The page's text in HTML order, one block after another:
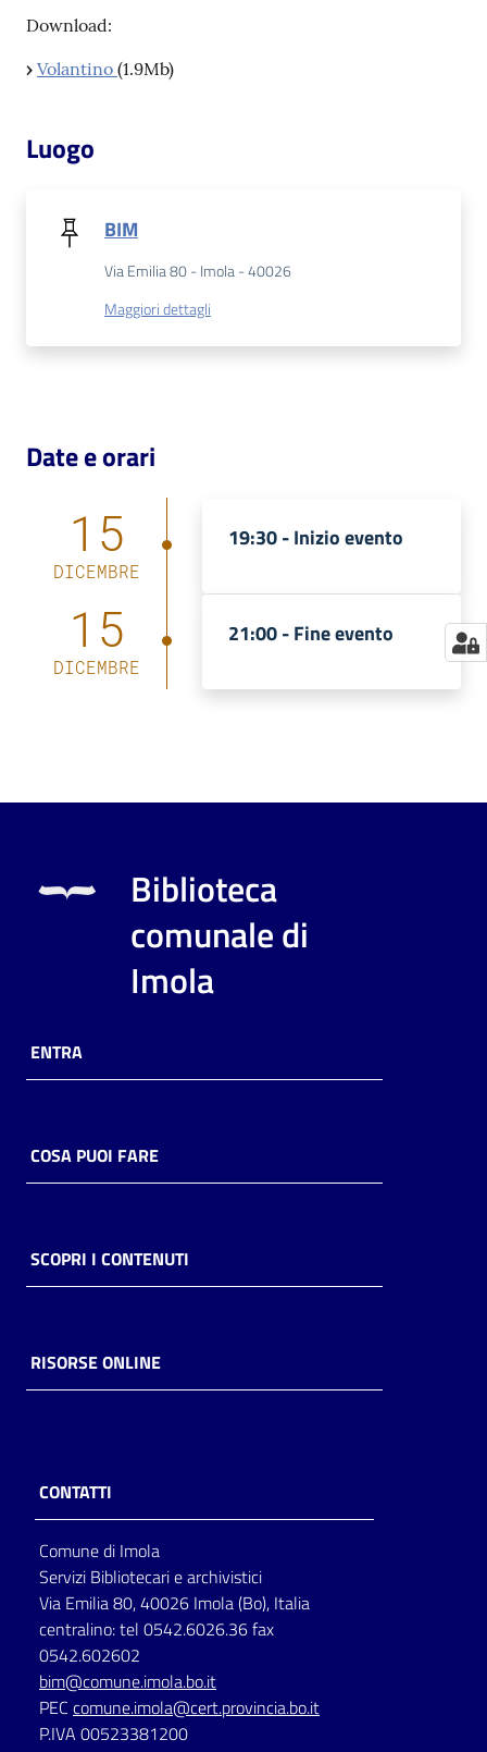
Seguici
on line
Chiedi al
Download:
› Volantino (1.9Mb)
Luogo
BIM
Via Emilia 80 - Imola - 40026
Maggiori dettagli
Date e orari
15
DICEMBRE
19:30 -Inizio evento
15
DICEMBRE
21:00 -Fine evento
Biblioteca
comunale di
Imola
ENTRA
COSA PUOI FARE
SCOPRI I CONTENUTI
RISORSE ONLINE
CONTATTI
Comune di Imola
Servizi Bibliotecari e archivistici
Via Emilia 80, 40026 Imola (Bo), Italia
centralino: tel 0542.6026.36 fax
0542.602602
bim@comune.imola.bo.it
PEC comune.imola@cert.provincia.bo.it
P.IVA 00523381200